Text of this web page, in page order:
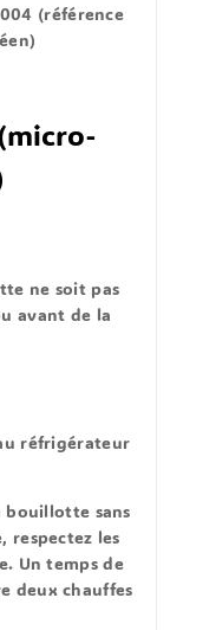
(référence
ne soit pas
avant de la
réfrigérateur
bouillotte sans
respectez les
. Untemps de
deux chauffes